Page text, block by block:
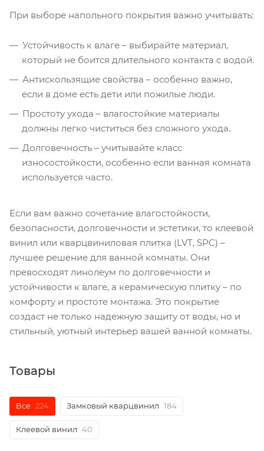
При выборе напольного покрытия важно учитывать:
Устойчивость к влаге – выбирайте материал,
который не боится длительного контакта с водой.
Антискользящие свойства – особенно важно,
если в доме есть дети или пожилые люди.
Простоту ухода – влагостойкие материалы
должны легко чиститься без сложного ухода.
Долговечность – учитывайте класс
износостойкости, особенно если ванная комната
используется часто.
Если вам важно сочетание влагостойкости,
безопасности, долговечности и эстетики, то клеевой
винил или кварцвиниловая плитка (LVT, SPC) –
лучшее решение для ванной комнаты. Они
превосходят линолеум по долговечности и
устойчивости к влаге, а керамическую плитку – по
комфорту и простоте монтажа. Это покрытие
создаст не только надежную защиту от воды, но и
стильный, уютный интерьер вашей ванной комнаты.
Товары
Все 224 Замковый кварцвинил 184
Клеевой винил 40